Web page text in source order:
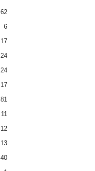
62
6
17
24
24
17
81
11
12
13
40